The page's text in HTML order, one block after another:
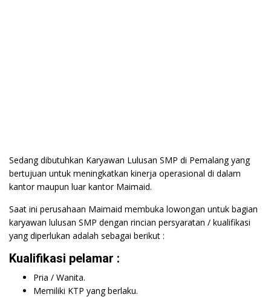
Sedang dibutuhkan Karyawan Lulusan SMP di Pemalang yang
bertujuan untuk meningkatkan kinerja operasional di dalam
kantor maupun luar kantor Maimaid.
Saat ini perusahaan Maimaid membuka lowongan untuk bagian
karyawan lulusan SMP dengan rincian persyaratan / kualifikasi
yang diperlukan adalah sebagai berikut :
Kualifikasi pelamar :
Pria / Wanita.
Memiliki KTP yang berlaku.